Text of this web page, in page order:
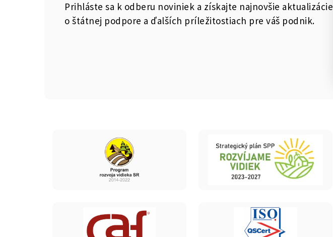
Prihláste sa k odberu noviniek a získajte najnovšie aktualizácie
o štátnej podpore a ďalších príležitostiach pre váš podnik.